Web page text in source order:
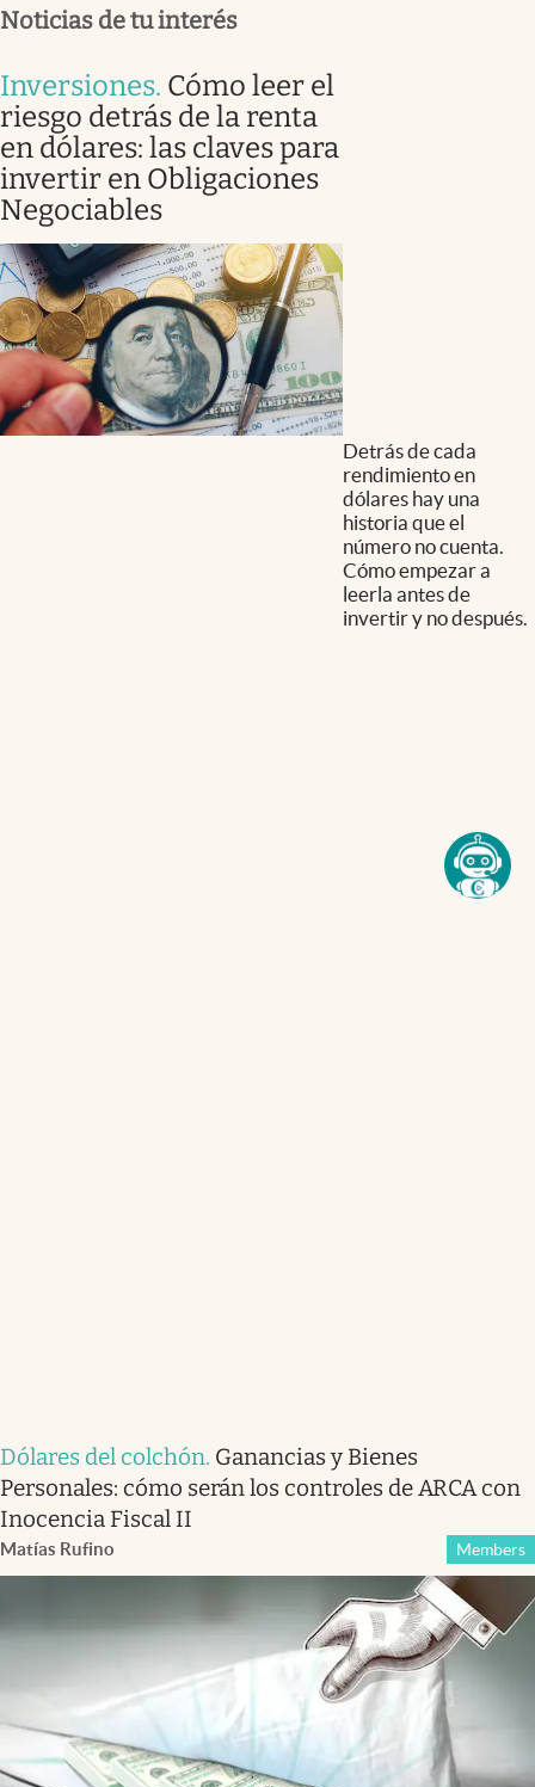
Noticias de tu interés
Inversiones. Cómo leer el
riesgo detrás de la renta
en dólares: las claves para
invertir en Obligaciones
Negociables
Detrás de cada
rendimiento en
dólares hay una
historia que el
número no cuenta.
Cómo empezar a
leerla antes de
invertir y no después.
Dólares del colchón. Ganancias y Bienes
Personales: cómo serán los controles de ARCA con
Inocencia Fiscal II
Matías Rufino Members